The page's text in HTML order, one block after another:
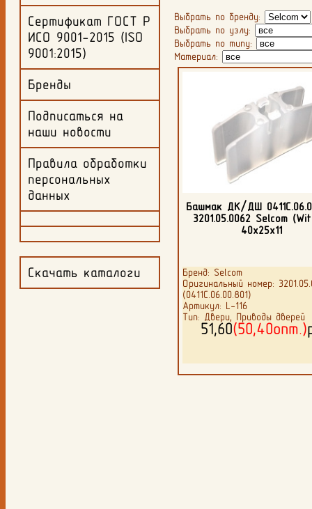
Сертификат ГОСТ Р
ИСО 9001-2015 (ISO
9001:2015)
Бренды
Подписаться на
наши новости
Правила обработки
персональных
данных
Скачать каталоги
Выбрать по бренду:
Выбрать по узлу:
Выбрать по типу:
Материал:
Башмак ДК/ДШ
3201.05.0062 Selcom
40х25х11
Бренд: Selcom
Оригинальный номер:
(0411С.06.00.801)
Артикул: L-116
Тип: Двери, Приводы дверей
51,60(50,40опт.)